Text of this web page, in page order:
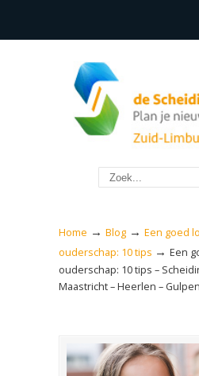
Home → Blog → Een goed
ouderschap: 10 tips → Een
ouderschap: 10 tips –
Maastricht – Heerlen – Gulpen